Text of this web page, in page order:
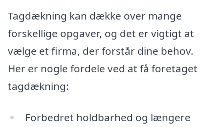
Tagdækning kan dække over mange
forskellige opgaver, og det er vigtigt at
vælge et firma, der forstår dine behov.
Her er nogle fordele ved at få foretaget
tagdækning:
Forbedret holdbarhed og længere